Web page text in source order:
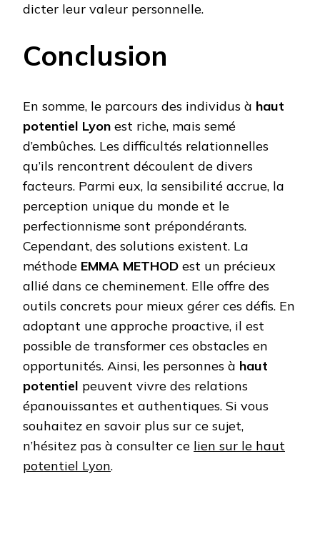
dicter leur valeur personnelle.
Conclusion
En somme, le parcours des individus à haut
potentiel Lyon est riche, mais semé
d’embûches. Les difficultés relationnelles
qu’ils rencontrent découlent de divers
facteurs. Parmi eux, la sensibilité accrue, la
perception unique du monde et le
perfectionnisme sont prépondérants.
Cependant, des solutions existent. La
méthode EMMA METHOD est un précieux
allié dans ce cheminement. Elle offre des
outils concrets pour mieux gérer ces défis. En
adoptant une approche proactive, il est
possible de transformer ces obstacles en
opportunités. Ainsi, les personnes à haut
potentiel peuvent vivre des relations
épanouissantes et authentiques. Si vous
souhaitez en savoir plus sur ce sujet,
n’hésitez pas à consulter ce lien sur le haut
potentiel Lyon.